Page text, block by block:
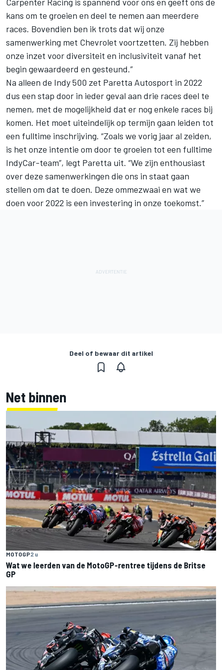
kans om te groeien en deel te nemen aan meerdere
races. Bovendien ben ik trots dat wij onze
samenwerking met Chevrolet voortzetten. Zij hebben
onze inzet voor diversiteit en inclusiviteit vanaf het
begin gewaardeerd en gesteund.”
Na alleen de Indy 500 zet Paretta Autosport in 2022
dus een stap door in ieder geval aan drie races deel te
nemen, met de mogelijkheid dat er nog enkele races bij
komen. Het moet uiteindelijk op termijn gaan leiden tot
een fulltime inschrijving. “Zoals we vorig jaar al zeiden,
is het onze intentie om door te groeien tot een fulltime
IndyCar-team”, legt Paretta uit. “We zijn enthousiast
over deze samenwerkingen die ons in staat gaan
stellen om dat te doen. Deze ommezwaai en wat we
doen voor 2022 is een investering in onze toekomst.”
Deel of bewaar dit artikel
Net binnen
MOTOGP2 u
Wat we leerden van de MotoGP-rentree tijdens de Britse
GP